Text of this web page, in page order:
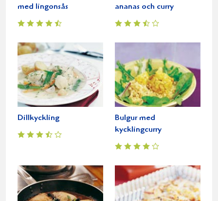
med lingonsås
ananas och curry
Dillkyckling
Bulgur med
kycklingcurry